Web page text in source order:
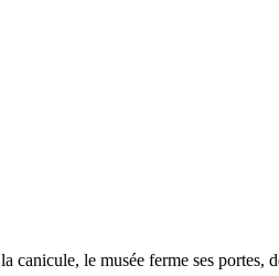
canicule, le musée ferme ses